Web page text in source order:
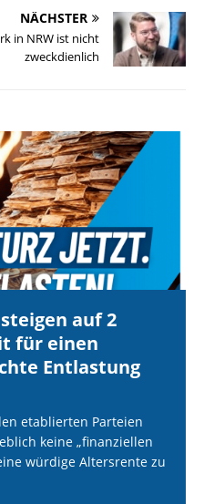
NÄCHSTER
in NRW ist nicht
zweckdienlich
auf 2
für einen
Entlastung
etablierten Parteien
keine „finanziellen
würdige Altersrente zu